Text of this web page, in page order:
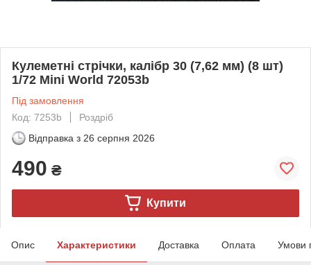
Кулеметні стрічки, калібр 30 (7,62 мм) (8 шт)
1/72 Mini World 72053b
Під замовлення
Код: 7253b
Роздріб
Відправка з 26 серпня 2026
490 ₴
Купити
Опис Характеристики Доставка Оплата Умови